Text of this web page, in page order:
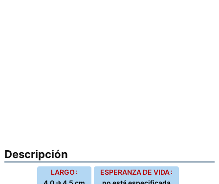
Descripción
LARGO :
ESPERANZA DE VIDA :